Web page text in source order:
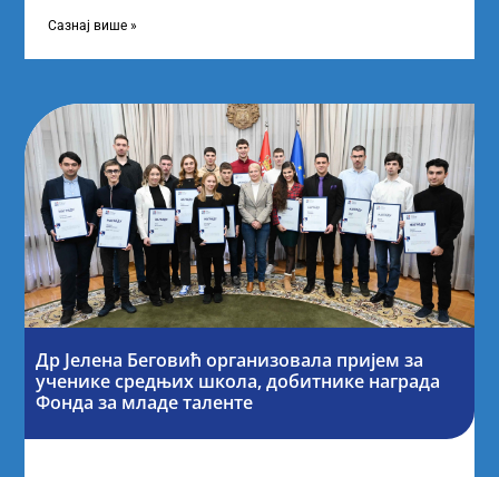
промоцију
Сазнај више »
Др Јелена Беговић организовала пријем за
ученике средњих школа, добитнике награда
Фонда за младе таленте